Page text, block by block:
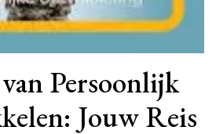
Persoonlijk
Jouw Reis